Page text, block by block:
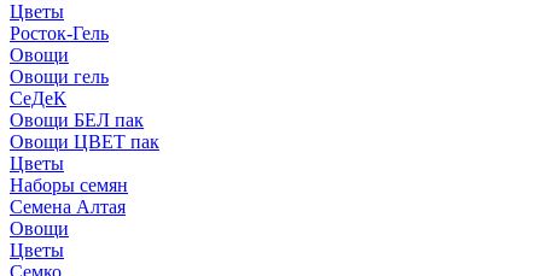
Цветы
Росток-Гель
Овощи
Овощи гель
СеДеК
Овощи БЕЛ пак
Овощи ЦВЕТ пак
Цветы
Наборы семян
Семена Алтая
Овощи
Цветы
Семко